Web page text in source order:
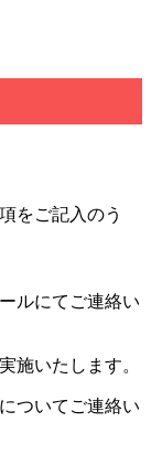
をご記入のう
ルにてご連絡い
施いたします。
ついてご連絡い